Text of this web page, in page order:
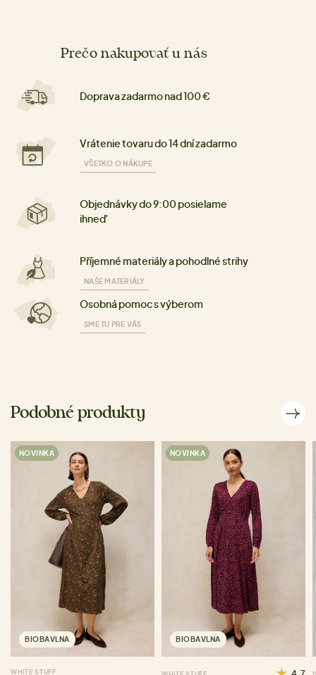
Prečo nakupovať u nás
Doprava zadarmo nad 100 €
Vrátenie tovaru do 14 dní zadarmo
VŠETKO O NÁKUPE
Objednávky do 9:00 posielame
ihneď
Příjemné materiály a pohodlné strihy
NAŠE MATERIÁLY
Osobná pomoc s výberom
SME TU PRE VÁS
Podobné produkty
NOVINKA
BIOBAVLNA
WHITE STUFF
NOVINKA
BIOBAVLNA